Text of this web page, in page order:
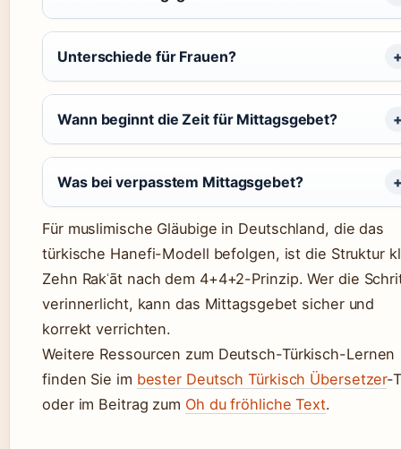
Unterschiede für Frauen?
Wann beginnt die Zeit für Mittagsgebet?
Was bei verpasstem Mittagsgebet?
Für muslimische Gläubige in Deutschland, die das
türkische Hanefi-Modell befolgen, ist die Struktur
Zehn Rakʿāt nach dem 4+4+2-Prinzip. Wer die
verinnerlicht, kann das Mittagsgebet sicher und
korrekt verrichten.
Weitere Ressourcen zum Deutsch-Türkisch-Lernen
finden Sie im bester Deutsch Türkisch Übersetzer-
oder im Beitrag zum Oh du fröhliche Text.